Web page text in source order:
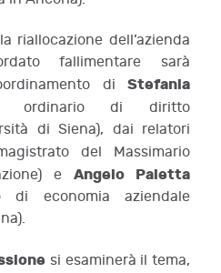
la riallocazione dell’azienda
fallimentare sarà
di Stefania
ordinario di diritto
di Siena), dai relatori
del Massimario
e Angelo Paletta
di economia aziendale
si esaminerà il tema,